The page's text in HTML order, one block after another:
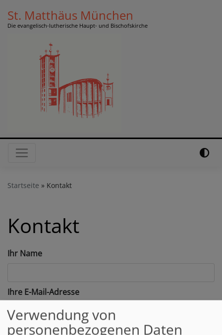
zum
Inhalt
St. Matthäus München
Die evangelisch-lutherische Haupt- und Bischofskirche
Hauptnavigation
Startseite Kontakt
Kontakt
Ihr Name
Ihre E-Mail-Adresse
Betreff
Verwendung von
personenbezogenen Daten